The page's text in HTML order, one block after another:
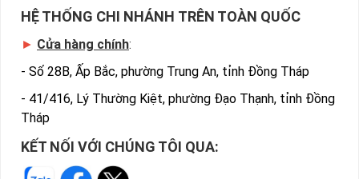
HỆ THỐNG CHI NHÁNH TRÊN TOÀN QUỐC
► Cửa hàng chính:
- Số 28B, Ấp Bắc, phường Trung An, tỉnh Đồng Tháp
- 41/416, Lý Thường Kiệt, phường Đạo Thạnh, tỉnh Đồng
Tháp
KẾT NỐI VỚI CHÚNG TÔI QUA: